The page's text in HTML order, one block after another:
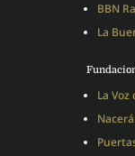
BBN
La
La